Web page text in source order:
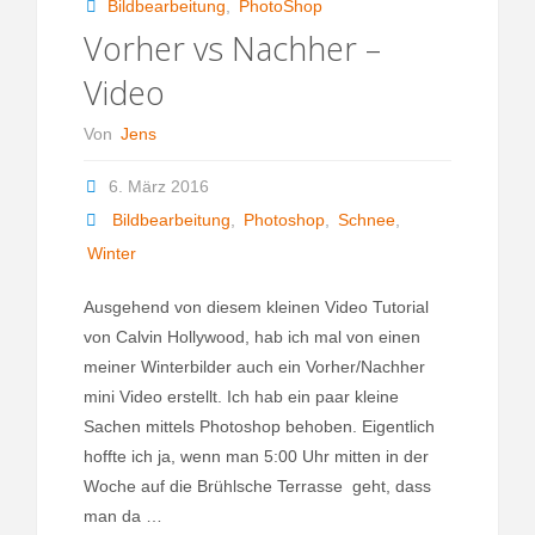
Bildbearbeitung PhotoShop
Vorher vs Nachher –
Video
Von Jens
6. März 2016
Bildbearbeitung
Photoshop, Schnee,
Winter
Ausgehend von diesem kleinen Video Tutorial
von Calvin Hollywood, hab ich mal von einen
meiner Winterbilder auch ein Vorher/Nachher
mini Video erstellt. Ich hab ein paar kleine
Sachen mittels Photoshop behoben. Eigentlich
hoffte ich ja, wenn man 5:00 Uhr mitten in der
Woche auf die Brühlsche Terrasse geht, dass
man da …